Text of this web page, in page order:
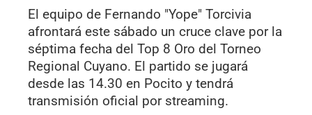
El equipo de Fernando "Yope" Torcivia
afrontará este sábado un cruce clave por la
séptima fecha del Top 8 Oro del Torneo
Regional Cuyano. El partido se jugará
desde las 14.30 en Pocito y tendrá
transmisión oficial por streaming.